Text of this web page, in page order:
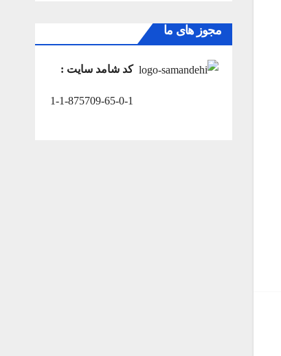
مجوز های ما
کد شامد سایت :
1-1-875709-65-0-1